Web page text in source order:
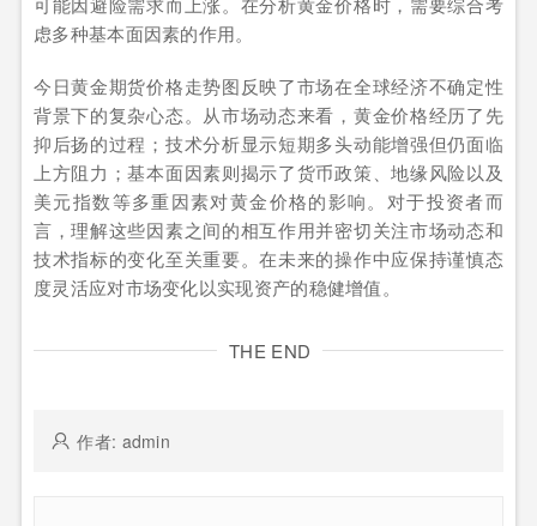
虑多种基本面因素的作用。
今日黄金期货价格走势图反映了市场在全球经济不确定性
背景下的复杂心态。从市场动态来看，黄金价格经历了先
抑后扬的过程；技术分析显示短期多头动能增强但仍面临
上方阻力；基本面因素则揭示了货币政策、地缘风险以及
美元指数等多重因素对黄金价格的影响。对于投资者而
言，理解这些因素之间的相互作用并密切关注市场动态和
技术指标的变化至关重要。在未来的操作中应保持谨慎态
度灵活应对市场变化以实现资产的稳健增值。
THE END
作者: admin